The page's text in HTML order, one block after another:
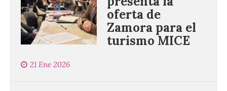
oferta de
Zamora para el
turismo MICE
21 Ene 2026